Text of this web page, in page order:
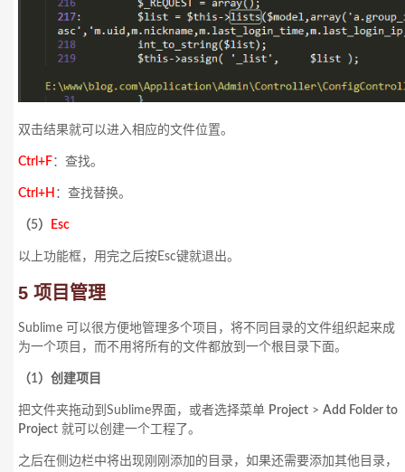
双击结果就可以进入相应的文件位置。
Ctrl+F：查找。
Ctrl+H ：查找替换。
（5） Esc
以上功能框，用完之后按Esc键就退出。
5 项目管理
Sublime 可以很方便地管理多个项目，将不同目录的文件组织起来成
为一个项目，而不用将所有的文件都放到一个根目录下面。
（1）创建项目
把文件夹拖动到Sublime界面，或者选择菜单 Project > Add Folder to
Project 就可以创建一个工程了。
之后在侧边栏中将出现刚刚添加的目录，如果还需要添加其他目录，